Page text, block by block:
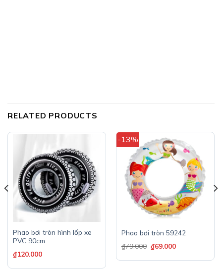
RELATED PRODUCTS
Phao bơi tròn hình lốp xe
PVC 90cm
₫120.000
-13%
Phao bơi tròn 59242
₫79.000 ₫69.000